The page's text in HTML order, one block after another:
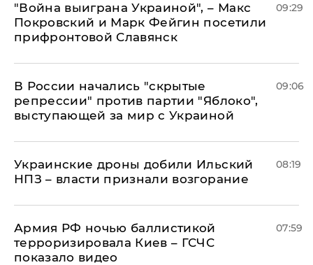
"Война выиграна Украиной", – Макс
Покровский и Марк Фейгин посетили
прифронтовой Славянск
09:29
В России начались "скрытые
репрессии" против партии "Яблоко",
выступающей за мир с Украиной
09:06
Украинские дроны добили Ильский
НПЗ – власти признали возгорание
08:19
Армия РФ ночью баллистикой
терроризировала Киев – ГСЧС
показало видео
07:59